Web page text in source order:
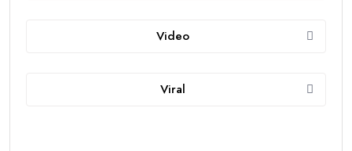
Video
Viral